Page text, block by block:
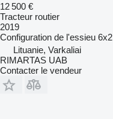
12 500 €
Tracteur routier
2019
Configuration de l'essieu 6x2
Lituanie, Varkaliai
RIMARTAS UAB
Contacter le vendeur